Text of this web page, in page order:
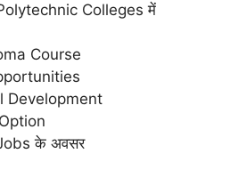
Colleges में
Course
Development
के अवसर